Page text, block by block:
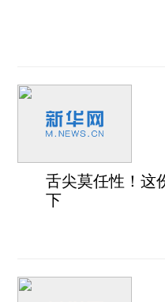
舌尖莫任性！这
下